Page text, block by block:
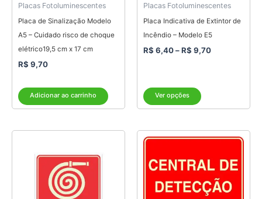
Placas Fotoluminescentes
Placa de Sinalização Modelo
A5 – Cuidado risco de choque
elétrico19,5 cm x 17 cm
R$ 9,70
Adicionar ao carrinho
Placas Fotoluminescentes
Placa Indicativa de Extintor de
Incêndio – Modelo E5
R$ 6,40–R$ 9,70
Ver opções
ser
escolhidas
na
página
preço:
R$ 6,40
variantes.